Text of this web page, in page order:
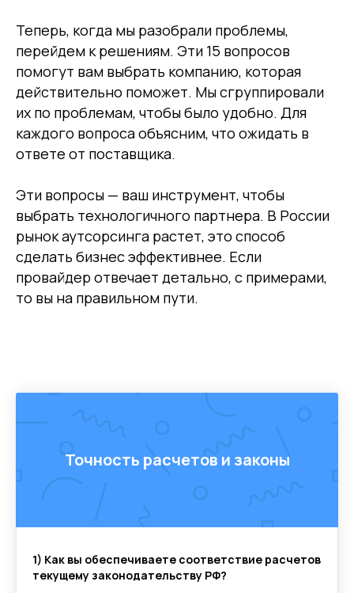
Теперь, когда мы разобрали проблемы,
перейдем к решениям. Эти 15 вопросов
помогут вам выбрать компанию, которая
действительно поможет. Мы сгруппировали
их по проблемам, чтобы было удобно. Для
каждого вопроса объясним, что ожидать в
ответе от поставщика.
Эти вопросы — ваш инструмент, чтобы
выбрать технологичного партнера. В России
рынок аутсорсинга растет, это способ
сделать бизнес эффективнее. Если
провайдер отвечает детально, с примерами,
то вы на правильном пути.
Точность расчетов изаконы
1) Как вы обеспечиваете соответствие расчетов
текущему законодательству РФ?